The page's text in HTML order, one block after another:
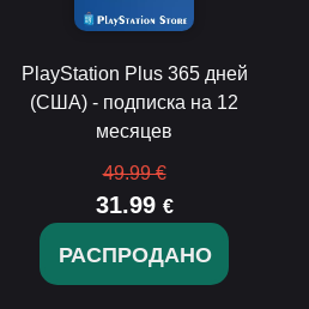
PlayStation Plus 365 дней
(США) - подписка на 12
месяцев
49.99 €
31.99 €
РАСПРОДАНО